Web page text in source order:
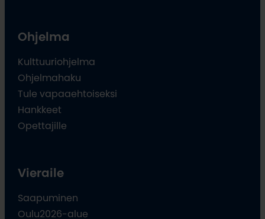
Ohjelma
Kulttuuriohjelma
Ohjelmahaku
Tule vapaaehtoiseksi
Hankkeet
Opettajille
Vieraile
Saapuminen
Oulu2026-alue